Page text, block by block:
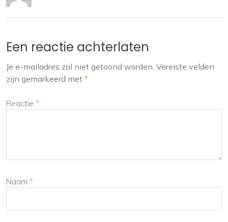
Een reactie achterlaten
Je e-mailadres zal niet getoond worden. Vereiste velden
zijn gemarkeerd met *
Reactie *
Naam *